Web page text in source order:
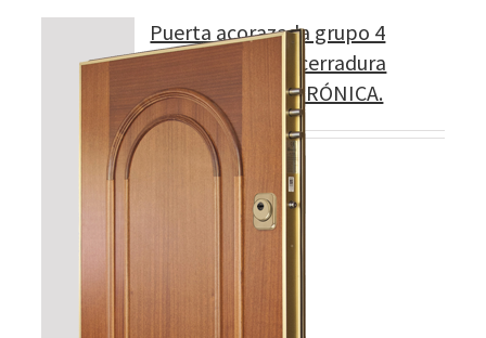
Puerta acorazada grupo 4
Modelo 460 con cerradura
CILINDRO ELECTRÓNICA.
5 llaves.